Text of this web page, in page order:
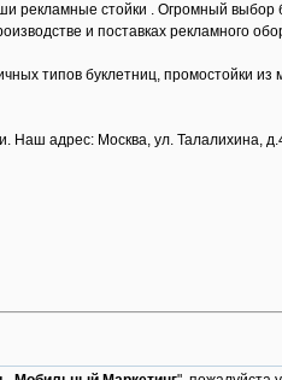
рекламные стойки . Огромный выбор
и поставках рекламного
типов буклетниц, промостойки
Наш адрес: Москва, ул. Талалихина,